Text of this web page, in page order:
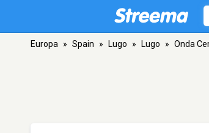
Europa » Spain » Lugo » Lugo » Onda